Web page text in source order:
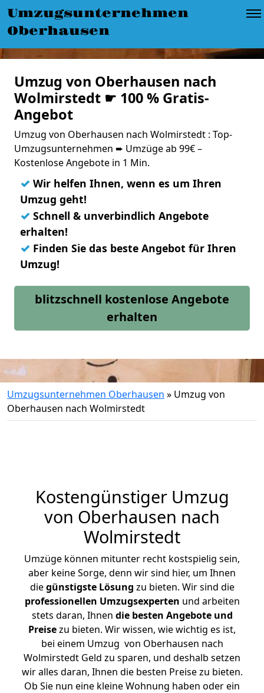
Umzugsunternehmen
Oberhausen
Umzug von Oberhausen nach
Wolmirstedt ☛ 100 % Gratis-
Angebot
Umzug von Oberhausen nach Wolmirstedt : Top-
Umzugsunternehmen ➨ Umzüge ab 99€ –
Kostenlose Angebote in 1 Min.
✓ Wir helfen Ihnen, wenn es um Ihren
Umzug geht!
✓ Schnell & unverbindlich Angebote
erhalten!
✓ Finden Sie das beste Angebot für Ihren
Umzug!
blitzschnell kostenlose Angebote
erhalten
Umzugsunternehmen Oberhausen » Umzug von
Oberhausen nach Wolmirstedt
Kostengünstiger Umzug
von Oberhausen nach
Wolmirstedt
Umzüge können mitunter recht kostspielig sein,
aber keine Sorge, denn wir sind hier, um Ihnen
diegünstigste Lösung zu bieten. Wir sind die
professionellen Umzugsexperten und arbeiten
stets daran, Ihnen die besten Angebote und
Preisezu bieten. Wir wissen, wie wichtig es ist,
bei einem Umzug von Oberhausen nach
Wolmirstedt Geld zu sparen, und deshalb setzen
wir alles daran, Ihnen die besten Preise zu bieten.
Ob Sie nun eine kleine Wohnung haben oder ein